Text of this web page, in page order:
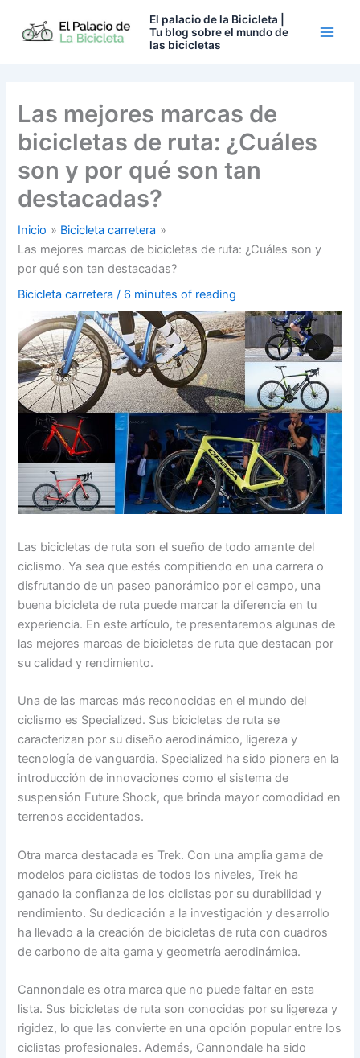
El palacio de la Bicicleta |
Tu blog sobre el mundo de
las bicicletas
Las mejores marcas de
bicicletas de ruta: ¿Cuáles
son y por qué son tan
destacadas?
Inicio
Bicicleta carretera
Las mejores marcas de bicicletas de ruta: ¿Cuáles son y
por qué son tan destacadas?
Bicicleta carretera / 6 minutes of reading
Las bicicletas de ruta son el sueño de todo amante del
ciclismo. Ya sea que estés compitiendo en una carrera o
disfrutando de un paseo panorámico por el campo, una
buena bicicleta de ruta puede marcar la diferencia en tu
experiencia. En este artículo, te presentaremos algunas de
las mejores marcas de bicicletas de ruta que destacan por
su calidad y rendimiento.
Una de las marcas más reconocidas en el mundo del
ciclismo es Specialized. Sus bicicletas de ruta se
caracterizan por su diseño aerodinámico, ligereza y
tecnología de vanguardia. Specialized ha sido pionera en la
introducción de innovaciones como el sistema de
suspensión Future Shock, que brinda mayor comodidad en
terrenos accidentados.
Otra marca destacada es Trek. Con una amplia gama de
modelos para ciclistas de todos los niveles, Trek ha
ganado la confianza de los ciclistas por su durabilidad y
rendimiento. Su dedicación a la investigación y desarrollo
ha llevado a la creación de bicicletas de ruta con cuadros
de carbono de alta gama y geometría aerodinámica.
Cannondale es otra marca que no puede faltar en esta
lista. Sus bicicletas de ruta son conocidas por su ligereza y
rigidez, lo que las convierte en una opción popular entre los
ciclistas profesionales. Además, Cannondale ha sido